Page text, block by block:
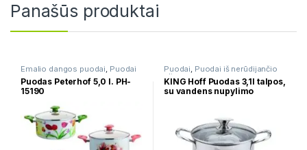
Panašūs produktai
Emalio dangos puodai, Puodai
Puodas Peterhof 5,0 l. PH-
15190
Puodai, Puodai iš nerūdijančio
plieno
KING Hoff Puodas 3,1l talpos,
su vandens nupylimo